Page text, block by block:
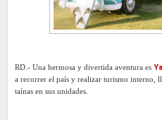
RD.- Una hermosa y divertida aventura es
a recorrer el país y realizar turismo interno,
taínas en sus unidades.